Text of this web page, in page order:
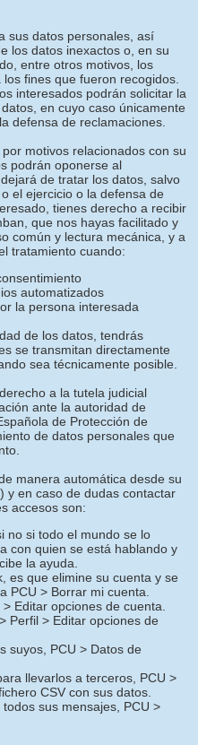
sus datos personales, así
los datos inexactos o, en su
entre otros motivos, los
fines que fueron recogidos.
interesados podrán solicitar la
en cuyo caso únicamente
defensa de reclamaciones.
motivos relacionados con su
podrán oponerse al
de tratar los datos, salvo
el ejercicio o la defensa de
tienes derecho a recibir
que nos hayas facilitado y
común y lectura mecánica, y a
tratamiento cuando:
automatizados
la persona interesada
de los datos, tendrás
se transmitan directamente
sea técnicamente posible.
a la tutela judicial
ante la autoridad de
de Protección de
de datos personales que
manera automática desde su
y en caso de dudas contactar
accesos son:
no si todo el mundo se lo
con quien se está hablando y
la ayuda.
es que elimine su cuenta y se
PCU > Borrar mi cuenta.
Editar opciones de cuenta.
Perfil > Editar opciones de
suyos, PCU > Datos de
llevarlos a terceros, PCU >
CSV con sus datos.
sus mensajes, PCU >